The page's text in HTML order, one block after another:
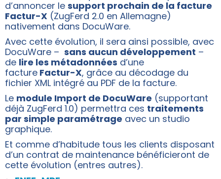
d’annoncer le support prochain de la facture
Factur-X (ZugFerd 2.0 en Allemagne)
nativement dans DocuWare.
Avec cette évolution, il sera ainsi possible, avec
DocuWare – sans aucun développement –
de lire les métadonnées d’une
facture Factur-X, grâce au décodage du
fichier XML intégré au PDF de la facture.
Le module Import de DocuWare (supportant
déjà ZugFerd 1.0) permettra ces traitements
par simple paramétrage avec un studio
graphique.
Et comme d’habitude tous les clients disposant
d’un contrat de maintenance bénéficieront de
cette évolution (entres autres).